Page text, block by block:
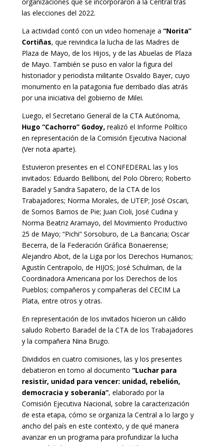
las elecciones del 2022.
La actividad contó con un video homenaje a “Norita”
Cortiñas, que reivindica la lucha de las Madres de
Plaza de Mayo, de los Hijos, y de las Abuelas de Plaza
de Mayo. También se puso en valor la figura del
historiador y periodista militante Osvaldo Bayer, cuyo
monumento en la patagonia fue derribado días atrás
por una iniciativa del gobierno de Milei.
Luego, el Secretario General de la CTA Autónoma,
Hugo “Cachorro” Godoy, realizó el Informe Político
en representación de la Comisión Ejecutiva Nacional
(Ver nota aparte).
Estuvieron presentes en el CONFEDERAL las y los
invitados: Eduardo Belliboni, del Polo Obrero; Roberto
Baradel y Sandra Sapatero, de la CTA de los
Trabajadores; Norma Morales, de UTEP; José Oscari,
de Somos Barrios de Pie; Juan Cioli, José Cudina y
Norma Beatriz Aramayo, del Movimiento Productivo
25 de Mayo; “Pichi” Sorsoburo, de La Bancaria; Oscar
Becerra, de la Federación Gráfica Bonaerense;
Alejandro Abot, de la Liga por los Derechos Humanos;
Agustín Centrapolo, de HIJOS; José Schulman, de la
Coordinadora Americana por los Derechos de los
Pueblos; compañeros y compañeras del CECIM La
Plata, entre otros y otras.
En representación de los invitados hicieron un cálido
saludo Roberto Baradel de la CTA de los Trabajadores
y la compañera Nina Brugo.
Divididos en cuatro comisiones, las y los presentes
debatieron en torno al documento “Luchar para
resistir, unidad para vencer: unidad, rebelión,
democracia y soberanía”, elaborado por la
Comisión Ejecutiva Nacional, sobre la caracterización
de esta etapa, cómo se organiza la Central a lo largo y
ancho del país en este contexto, y de qué manera
avanzar en un programa para profundizar la lucha